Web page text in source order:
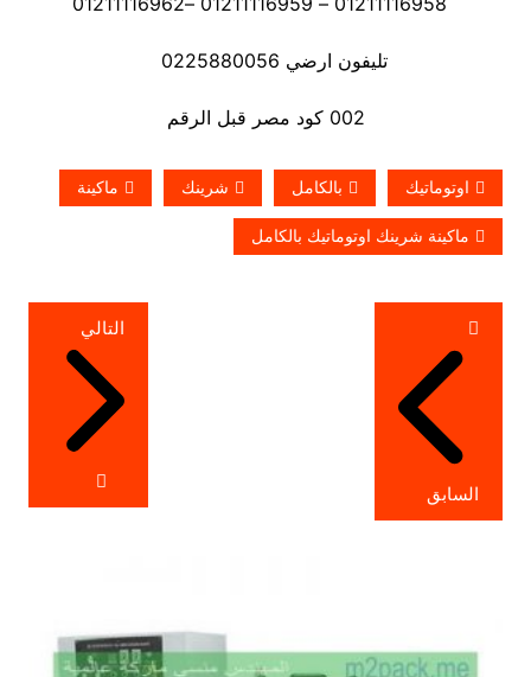
تليفون ارضي 0225880056
002 كود مصر قبل الرقم
اوتوماتيك بالكامل شرينك ماكينة
ماكينة شرينك اوتوماتيك بالكامل
تصفّح
المقالات
السابق
التالي